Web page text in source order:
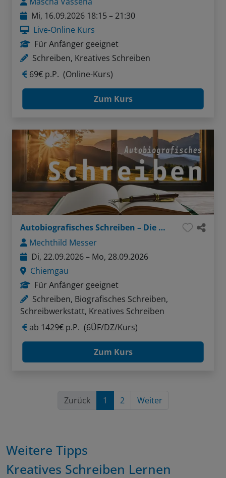
Mi, 16.09.2026 18:15 – 21:30
Live-Online Kurs
Für Anfänger geeignet
Schreiben, Kreatives Schreiben
69€ p.P. (Online-Kurs)
Zum Kurs
Autobiografisches Schreiben – Die Würze meines Lebens
Mechthild Messer
Di, 22.09.2026 – Mo, 28.09.2026
Chiemgau
Für Anfänger geeignet
Schreiben, Biografisches Schreiben,
Schreibwerkstatt, Kreatives Schreiben
ab 1429€ p.P. (6ÜF/DZ/Kurs)
Zum Kurs
Zurück 1 2 Weiter
Weitere Tipps
Kreatives Schreiben Lernen